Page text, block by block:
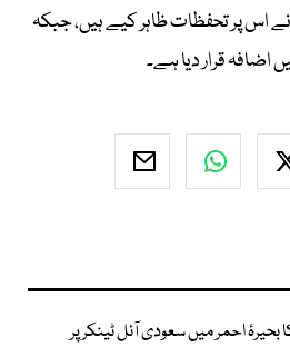
اس پر تحفظات ظاہر کیے ہیں، جبکہ
اضافہ قرار دیا ہے۔
بحیرۂ احمر میں سعودی آئل ٹینکر پر